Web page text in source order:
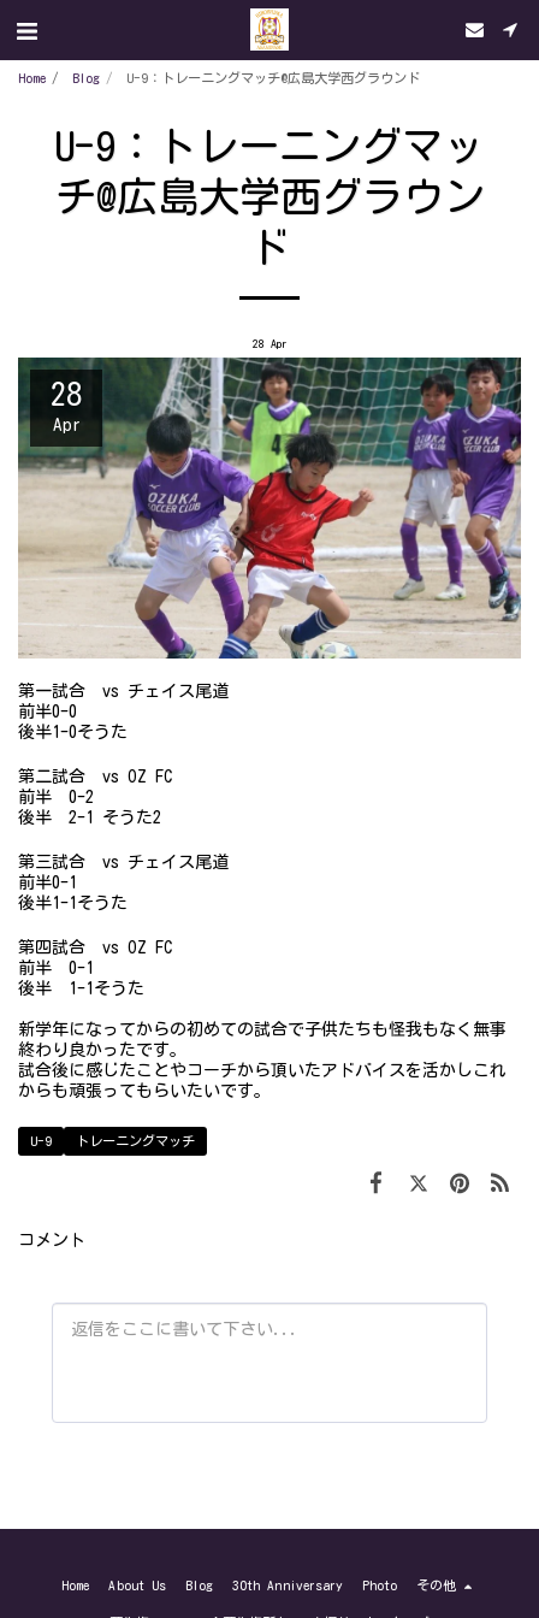
Home Blog U-9：トレーニングマッチ@広島大学西グラウンド
U-9：トレーニングマッ
チ@広島大学西グラウン
ド
28 Apr
28
Apr
第一試合 vs チェイス尾道
前半0-0
後半1-0そうた
第二試合 vs OZ FC
前半 0-2
後半 2-1 そうた2
第三試合 vs チェイス尾道
前半0-1
後半1-1そうた
第四試合 vs OZ FC
前半 0-1
後半 1-1そうた
新学年になってからの初めての試合で子供たちも怪我もなく無事
終わり良かったです。
試合後に感じたことやコーチから頂いたアドバイスを活かしこれ
からも頑張ってもらいたいです。
U-9 トレーニングマッチ
コメント
Home About Us Blog 30th Anniversary Photo その他